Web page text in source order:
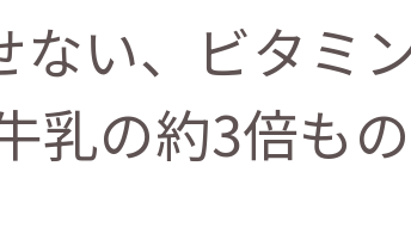
い、ビタミ
乳の約3倍も